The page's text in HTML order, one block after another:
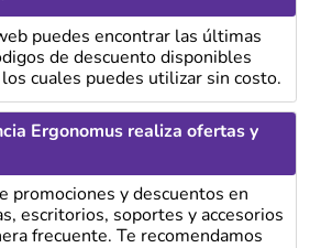
puedes encontrar las últimas
de descuento disponibles
cuales puedes utilizar sin costo.
Ergonomus realiza ofertas y
promociones y descuentos en
escritorios, soportes y accesorios
frecuente. Te recomendamos